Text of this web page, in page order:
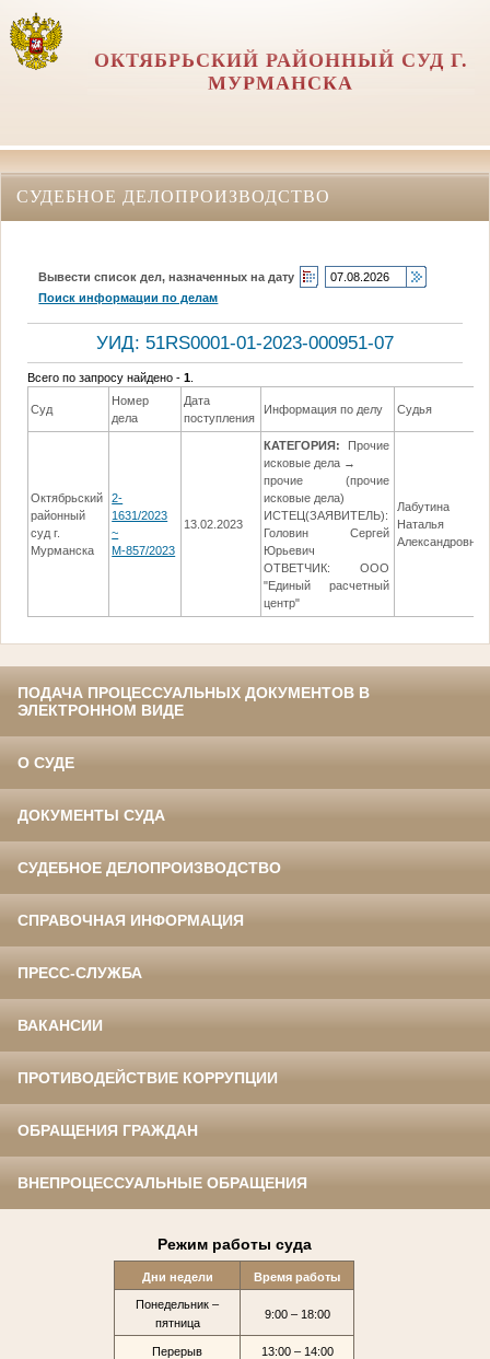
ОКТЯБРЬСКИЙ РАЙОННЫЙ СУД Г.
МУРМАНСКА
СУДЕБНОЕ ДЕЛОПРОИЗВОДСТВО
Вывести список дел, назначенных на дату
Поиск информации по делам
УИД: 51RS0001-01-2023-000951-07
Всего по запросу найдено -1
Суд
Номер
дела
Дата
поступления
Информация по делу Судья
Октябрьский
районный
суд г.
Мурманска
2-
1631/2023
~
М-857/2023
13.02.2023
КАТЕГОРИЯ:
Прочие
исковые дела →
прочие (прочие
исковые дела)
ИСТЕЦ(ЗАЯВИТЕЛЬ):
Головин Сергей
Юрьевич
ОТВЕТЧИК: ООО
"Единый расчетный
центр"
Лабутина
Наталья
Александровна
ПОДАЧА ПРОЦЕССУАЛЬНЫХ ДОКУМЕНТОВ В
ЭЛЕКТРОННОМ ВИДЕ
О СУДЕ
ДОКУМЕНТЫ СУДА
СУДЕБНОЕ ДЕЛОПРОИЗВОДСТВО
СПРАВОЧНАЯ ИНФОРМАЦИЯ
ПРЕСС-СЛУЖБА
ВАКАНСИИ
ПРОТИВОДЕЙСТВИЕ КОРРУПЦИИ
ОБРАЩЕНИЯ ГРАЖДАН
ВНЕПРОЦЕССУАЛЬНЫЕ ОБРАЩЕНИЯ
Режим работы суда
Дни недели Время работы
Понедельник –
пятница
9:00 – 18:00
Перерыв 13:00 – 14:00